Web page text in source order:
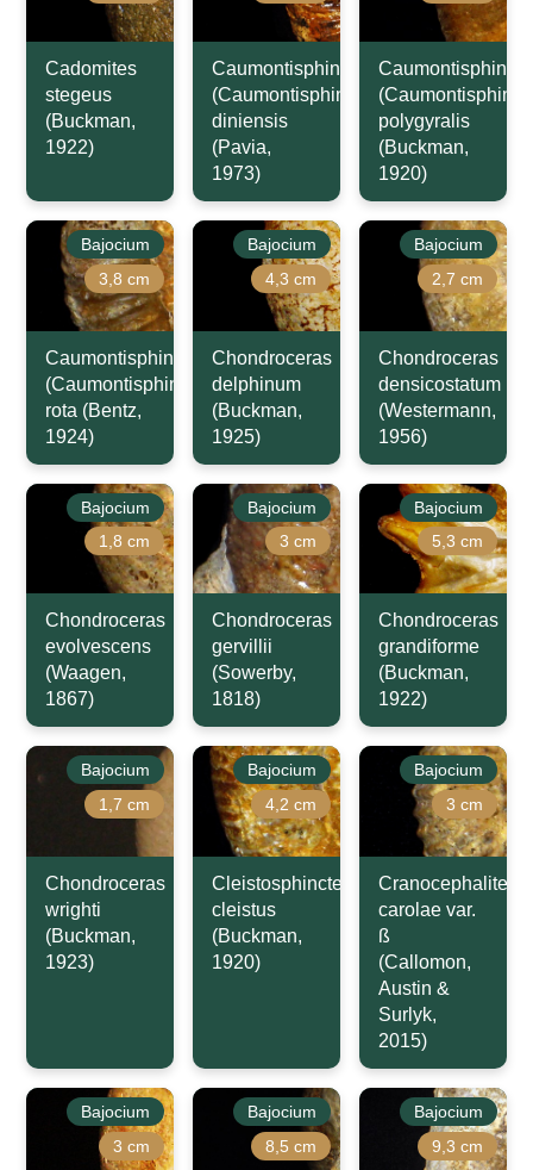
Cadomites
stegeus
(Buckman,
1922)
Caumontisphinctes
(Caumontisphinctes)
diniensis
(Pavia,
1973)
polygyralis
(Buckman,
1920)
Bajocium
3,8 cm
Caumontisphinctes
(Caumontisphinctes)
rota (Bentz,
1924)
Bajocium
4,3 cm
Chondroceras
delphinum
(Buckman,
1925)
Bajocium
2,7 cm
Chondroceras
densicostatum
(Westermann,
1956)
Bajocium
1,8 cm
Chondroceras
evolvescens
(Waagen,
1867)
Bajocium
3 cm
Chondroceras
gervillii
(Sowerby,
1818)
Bajocium
5,3 cm
Chondroceras
grandiforme
(Buckman,
1922)
Bajocium
1,7 cm
Chondroceras
wrighti
(Buckman,
1923)
Bajocium
4,2 cm
Cleistosphinctes
cleistus
(Buckman,
1920)
Bajocium
3 cm
Cranocephalites
carolae var.
ß
(Callomon,
Austin &
Surlyk,
2015)
Bajocium
3 cm
Bajocium
8,5 cm
Bajocium
9,3 cm